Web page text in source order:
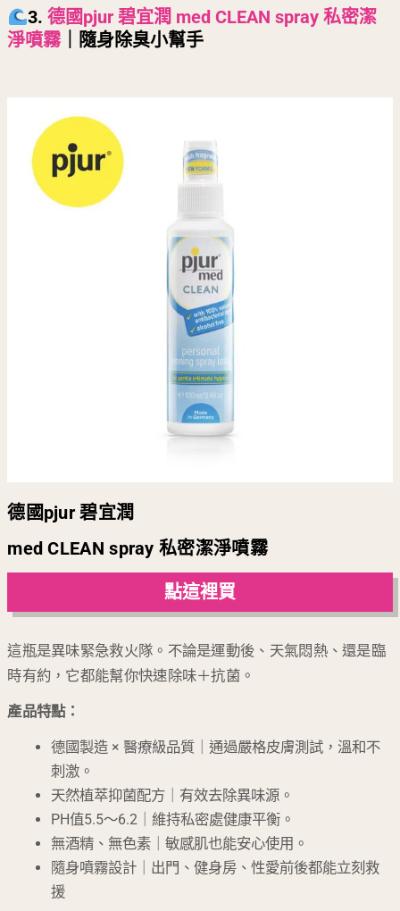
3. 德國pjur 碧宜潤 med CLEAN spray 私密潔
淨噴霧｜隨身除臭小幫手
德國pjur 碧宜潤
med CLEAN spray 私密潔淨噴霧
點這裡買
這瓶是異味緊急救火隊。不論是運動後、天氣悶熱、還是臨
時有約，它都能幫你快速除味＋抗菌。
產品特點：
德國製造 × 醫療級品質｜通過嚴格皮膚測試，溫和不
刺激。
天然植萃抑菌配方｜有效去除異味源。
PH值5.5～6.2｜維持私密處健康平衡。
無酒精、無色素｜敏感肌也能安心使用。
隨身噴霧設計｜出門、健身房、性愛前後都能立刻救
援